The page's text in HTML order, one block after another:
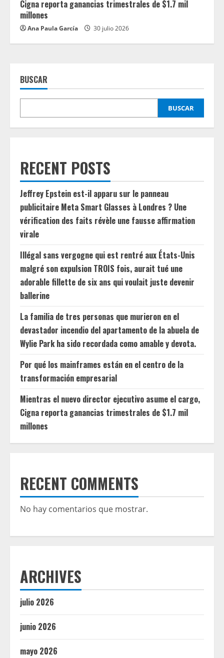
Cigna reporta ganancias trimestrales de $1.7 mil
millones
Ana Paula García 30 julio 2026
BUSCAR
BUSCAR
RECENT POSTS
Jeffrey Epstein est-il apparu sur le panneau
publicitaire Meta Smart Glasses à Londres ? Une
vérification des faits révèle une fausse affirmation
virale
Illégal sans vergogne qui est rentré aux États-Unis
malgré son expulsion TROIS fois, aurait tué une
adorable fillette de six ans qui voulait juste devenir
ballerine
La familia de tres personas que murieron en el
devastador incendio del apartamento de la abuela de
Wylie Park ha sido recordada como amable y devota.
Por qué los mainframes están en el centro de la
transformación empresarial
Mientras el nuevo director ejecutivo asume el cargo,
Cigna reporta ganancias trimestrales de $1.7 mil
millones
RECENT COMMENTS
No hay comentarios que mostrar.
ARCHIVES
julio 2026
junio 2026
mayo 2026